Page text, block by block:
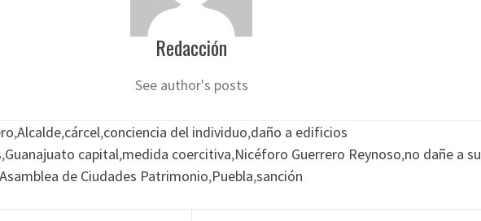
Redacción
See author's posts
,Alcalde,cárcel,conciencia del individuo,daño a edificios
,Guanajuato capital,medida coercitiva,Nicéforo Guerrero Reynoso,no dañe a su
de Ciudades Patrimonio,Puebla,sanción